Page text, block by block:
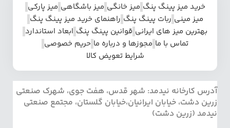
خرید میز پینگ پنگ میز خانگی میز باشگاهی میز پارکی
میز مینی ربات پینگ پنگ راهنمای خرید میز پینگ پنگ
بهترین میز های ایرانی قوانین پینگ پنگ ابعاد استاندارد
تماس با ما مجوزها و درباره ما حریم خصوصی
شرایط تعویض کالا
آدرس کارخانه نیدمد: شهر قدس، هفت جوی، شهرک صنعتی
زرین دشت، خیابان ایرانیان،خیابان گلستان، مجتمع صنعتی
نیدمد (زرین دشت)